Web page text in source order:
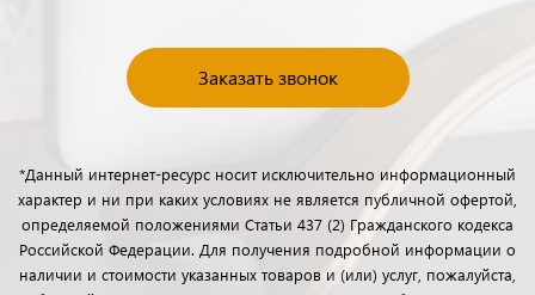
Заказать звонок
*Данный интернет-ресурс носит исключительно информационный
характер и ни при каких условиях не является публичной офертой,
определяемой положениями Статьи 437 (2) Гражданского кодекса
Российской Федерации. Для получения подробной информации о
наличии и стоимости указанных товаров и (или) услуг, пожалуйста,